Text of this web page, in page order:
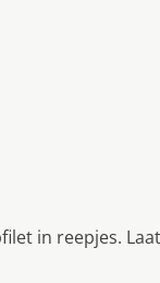
in reepjes.